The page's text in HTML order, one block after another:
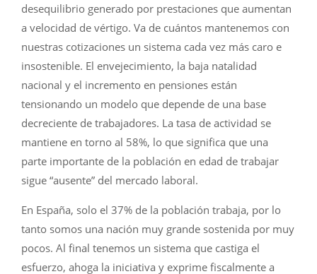
desequilibrio generado por prestaciones que aumentan
a velocidad de vértigo. Va de cuántos mantenemos con
nuestras cotizaciones un sistema cada vez más caro e
insostenible. El envejecimiento, la baja natalidad
nacional y el incremento en pensiones están
tensionando un modelo que depende de una base
decreciente de trabajadores. La tasa de actividad se
mantiene en torno al 58%, lo que significa que una
parte importante de la población en edad de trabajar
sigue “ausente” del mercado laboral.
En España, solo el 37% de la población trabaja, por lo
tanto somos una nación muy grande sostenida por muy
pocos. Al final tenemos un sistema que castiga el
esfuerzo, ahoga la iniciativa y exprime fiscalmente a